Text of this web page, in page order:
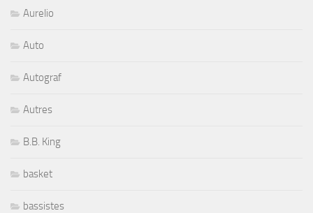
Aurelio
Auto
Autograf
Autres
B.B. King
basket
bassistes